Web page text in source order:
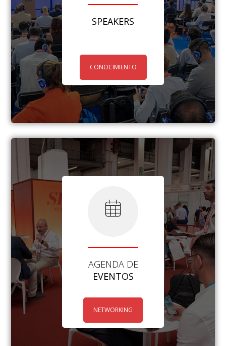
SPEAKERS
CONOCIMIENTO
AGENDA DE
EVENTOS
NETWORKING